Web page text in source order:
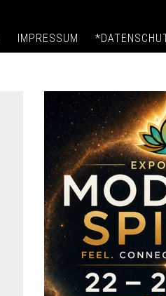
IMPRESSUM